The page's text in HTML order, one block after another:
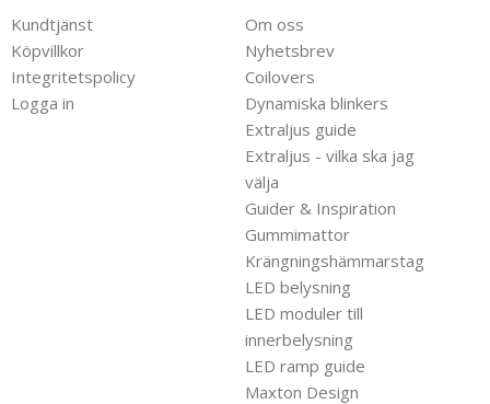
Kundtjänst
Köpvillkor
Integritetspolicy
Logga in
Om oss
Nyhetsbrev
Coilovers
Dynamiska blinkers
Extraljus guide
Extraljus - vilka ska jag
välja
Guider & Inspiration
Gummimattor
Krängningshämmarstag
LED belysning
LED moduler till
innerbelysning
LED ramp guide
Maxton Design